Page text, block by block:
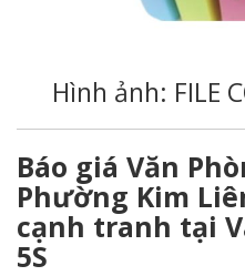
Hình ảnh: FILE
Báo giá Văn
Phường Kim
cạnh tranh tại
5S